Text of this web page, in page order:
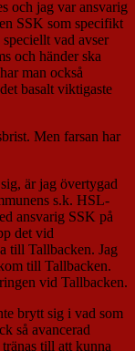
och jag var ansvarig
SSK som specifikt
vad avser
och händer ska
man också
basalt viktigaste
Men farsan har
är jag övertygad
s.k. HSL-
ansvarig SSK på
det vid
till Tallbacken. Jag
till Tallbacken.
vid Tallbacken.
brytt sig i vad som
så avancerad
till att kunna